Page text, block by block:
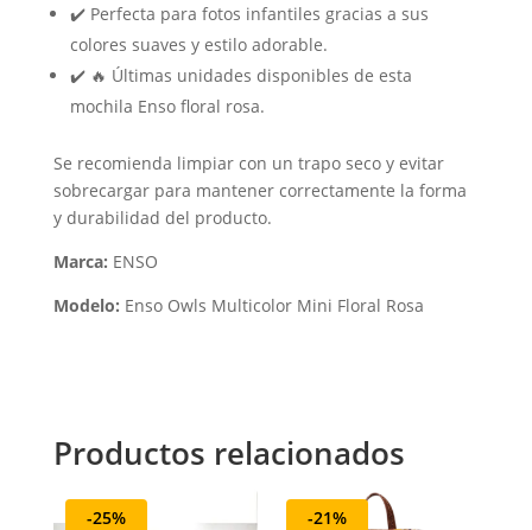
✔️ Perfecta para fotos infantiles gracias a sus
colores suaves y estilo adorable.
✔️ 🔥 Últimas unidades disponibles de esta
mochila Enso floral rosa.
Se recomienda limpiar con un trapo seco y evitar
sobrecargar para mantener correctamente la forma
y durabilidad del producto.
Marca: ENSO
Modelo: Enso Owls Multicolor Mini Floral Rosa
Productos relacionados
-25% -21%